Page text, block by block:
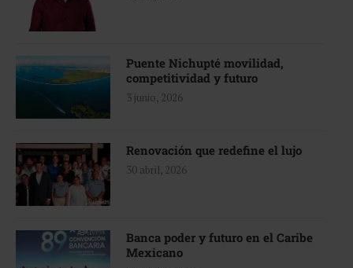
Puente Nichupté movilidad,
competitividad y futuro
3 junio, 2026
Renovación que redefine el lujo
30 abril, 2026
Banca poder y futuro en el Caribe
Mexicano